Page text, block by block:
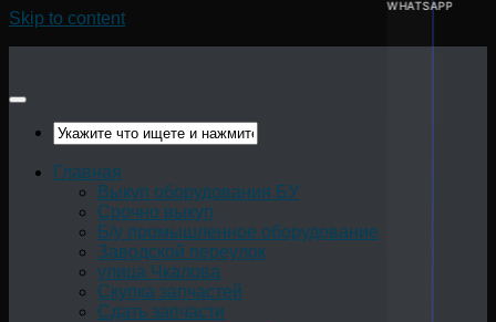
Skip to content
Главная
Выкуп оборудования БУ
Срочно выкуп
Б/у промышленное оборудование
Заводской переулок
улица Чкалова
Скупка запчастей
Сдать запчасти
WHATSAPP